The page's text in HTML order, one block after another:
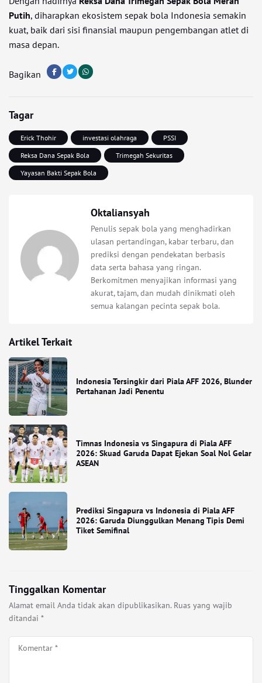
Putih, diharapkan ekosistem sepak bola Indonesia semakin
kuat, baik dari sisi finansial maupun pengembangan atlet di
masa depan.
Bagikan
Tagar
Erick Thohir investasi olahraga
PSSI
Reksa Dana Sepak Bola
Trimegah Sekuritas
Yayasan Bakti Sepak Bola
Oktaliansyah
Penulis sepak bola yang menghadirkan
ulasan pertandingan, kabar terbaru, dan
prediksi dengan pendekatan berbasis
data serta bahasa yang ringan.
Berkomitmen menyajikan informasi yang
akurat, tajam, dan mudah dinikmati oleh
semua kalangan pecinta sepak bola.
Artikel Terkait
Indonesia Tersingkir dari Piala AFF 2026, Blunder
Pertahanan Jadi Penentu
Timnas Indonesia vs Singapura di Piala AFF
2026: Skuad Garuda Dapat Ejekan Soal Nol Gelar
ASEAN
Prediksi Singapura vs Indonesia di Piala AFF
2026: Garuda Diunggulkan Menang Tipis Demi
Tiket Semifinal
Tinggalkan Komentar
Alamat email Anda tidak akan dipublikasikan. Ruas yang wajib
ditandai *